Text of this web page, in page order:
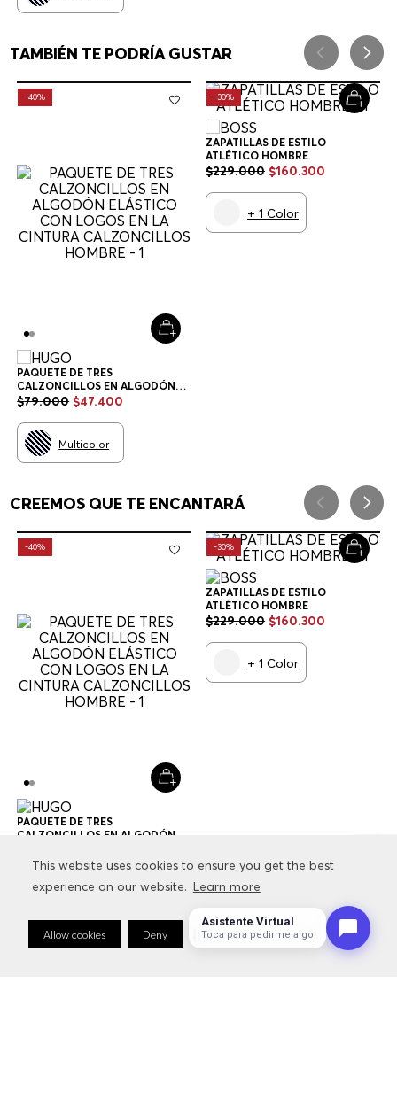
This website uses cookies to ensure you get the best
experience on our website. Learn more
Allow cookies Deny Cookie Preferences
This website uses cookies to ensure you get the best
experience on our website. Learn more
Allow cookies Deny Cookie Preferences
Asistente Virtual
Toca para pedirme algo